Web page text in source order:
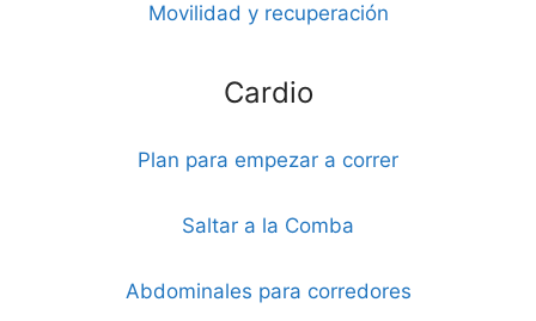
Movilidad y recuperación
Cardio
Plan para empezar a correr
Saltar a la Comba
Abdominales para corredores